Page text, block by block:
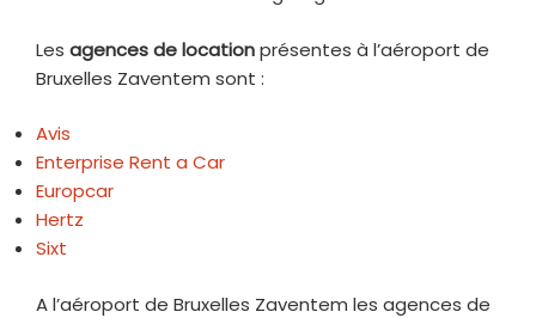
Les agences de locationprésentes à l’aéroport de
Bruxelles Zaventem sont :
Avis
Enterprise Rent a Car
Europcar
Hertz
Sixt
A l’aéroport de Bruxelles Zaventem les agences de